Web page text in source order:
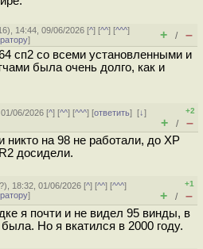
), 14:44, 09/06/2026 [^] [^^] [^^^]
] + / –
сп2 со всеми установленными и
была очень долго, как и
06/2026 [^] [^^] [^^^] [ответить][↓]
+2
+ / –
никто на 98 не работали, до ХР
досидели.
?), 18:32, 01/06/2026 [^] [^^] [^^^]
]
+1
+ / –
я почти и не видел 95 винды, в
Но я вкатился в 2000 году.